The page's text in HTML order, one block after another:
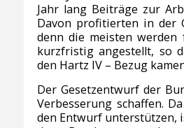
Jahr lang Beiträge zur
Davon profitierten in der
denn die meisten
kurzfristig angestellt, so
den Hartz IV – Bezug
Der Gesetzentwurf der
Verbesserung schaffen.
den Entwurf unterstützen,